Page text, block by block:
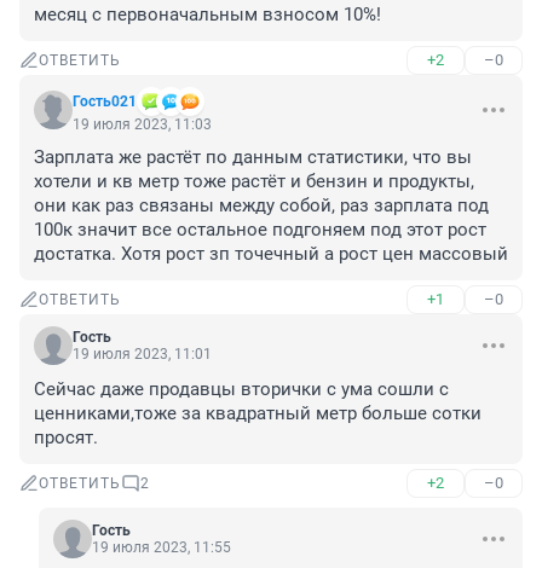
месяц с первоначальным взносом 10%!
ОТВЕТИТЬ +2 –0
Гость021
19 июля 2023, 11:03
Зарплата же растёт по данным статистики, что вы
хотели и кв метр тоже растёт и бензин и продукты,
они как раз связаны между собой, раз зарплата под
100к значит все остальное подгоняем под этот рост
достатка. Хотя рост зп точечный а рост цен массовый
ОТВЕТИТЬ +1 –0
Гость
19 июля 2023, 11:01
Сейчас даже продавцы вторички с ума сошли с
ценниками,тоже за квадратный метр больше сотки
просят.
ОТВЕТИТЬ 2 +2 –0
Гость
19 июля 2023, 11:55